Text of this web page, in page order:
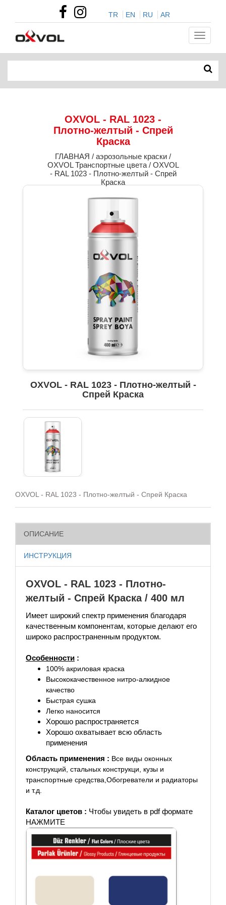
TR EN RU AR
OXVOL - RAL 1023 -
Плотно-желтый - Спрей
Краска
ГЛАВНАЯ / аэрозольные краски /
OXVOL Транспортные цвета / OXVOL
- RAL 1023 - Плотно-желтый - Спрей
Краска
OXVOL - RAL 1023 - Плотно-желтый -
Спрей Краска
OXVOL - RAL 1023 - Плотно-желтый - Спрей Краска
ОПИСАНИЕ
ИНСТРУКЦИЯ
OXVOL - RAL 1023 - Плотно-
желтый - Спрей Краска / 400 мл
Имеет широкий спектр применения благодаря
качественным компонентам, которые делают его
широко распространенным продуктом.
Особенности :
100% акриловая краска
Высококачественное нитро-алкидное
качество
Быстрая сушка
Легко наносится
Хорошо распространяется
Хорошо охватывает всю область
применения
Область применения : Все виды оконных
конструкций, стальных конструкци, кузы и
транспортные средства, Обогреватели и радиаторы
и т.д.
Каталог цветов : Чтобы увидеть в pdf формате
НАЖМИТЕ